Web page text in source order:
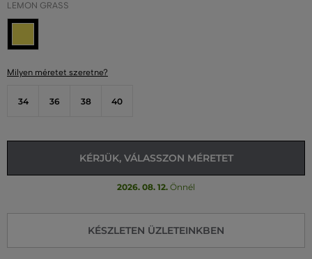
LEMON GRASS
Milyen méretet szeretne?
34 36 38 40
KÉRJÜK, VÁLASSZON MÉRETET
2026. 08. 12. Önnél
KÉSZLETEN ÜZLETEINKBEN